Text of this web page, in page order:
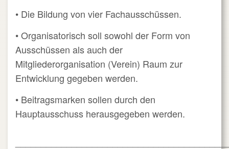
• Die Bildung von vier Fachausschüssen.
• Organisatorisch soll sowohl der Form von
Ausschüssen als auch der
Mitgliederorganisation (Verein) Raum zur
Entwicklung gegeben werden.
• Beitragsmarken sollen durch den
Hauptausschuss herausgegeben werden.